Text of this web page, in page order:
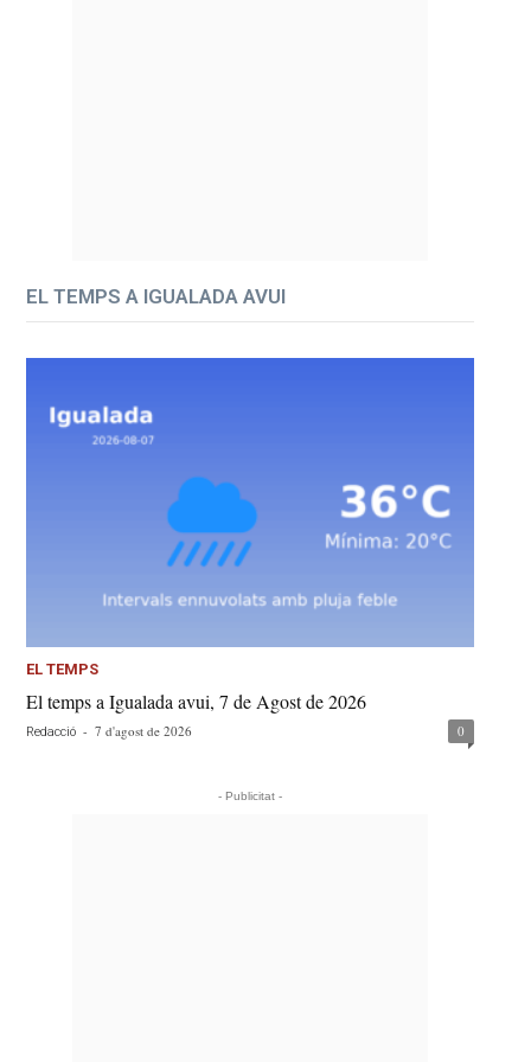
EL TEMPS A IGUALADA AVUI
EL TEMPS
El temps a Igualada avui, 7 de Agost de 2026
Redacció - 7 d'agost de 2026 0
- Publicitat -